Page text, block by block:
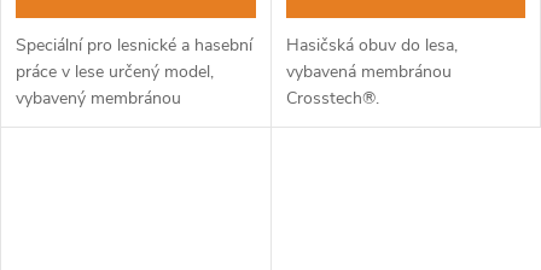
Speciální pro lesnické a hasební
práce v lese určený model,
vybavený membránou
Crosstech.
Hasičská obuv do lesa,
vybavená membránou
Crosstech®.